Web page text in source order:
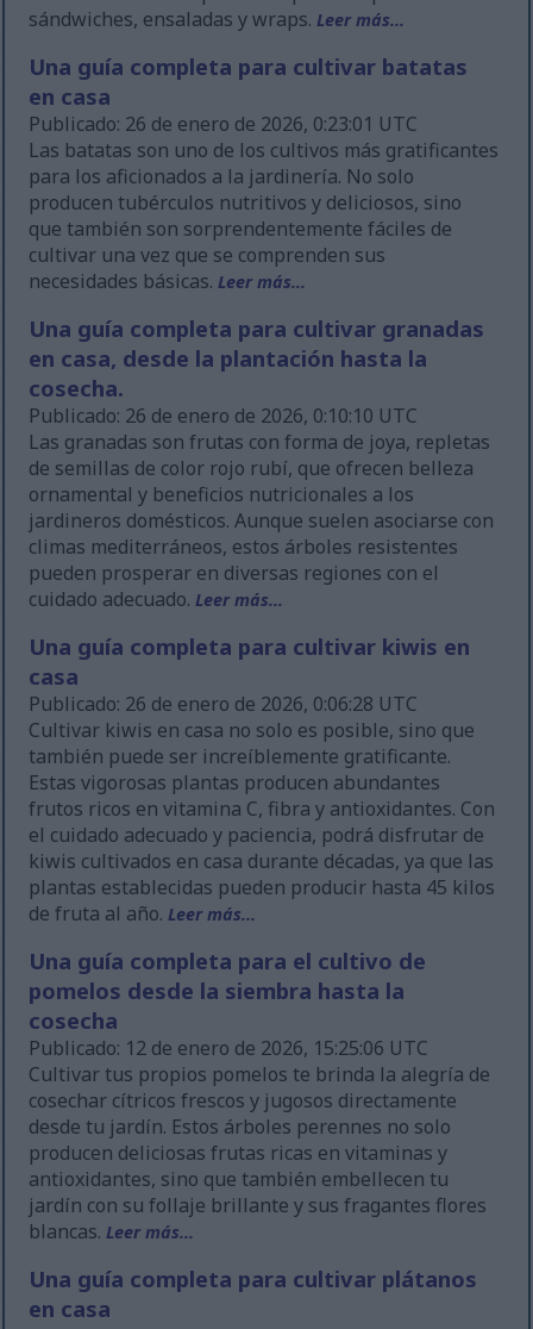
sándwiches, ensaladas y wraps.Leer más...
Una guía completa para cultivar batatas
en casa
Publicado: 26 de enero de 2026, 0:23:01 UTC
Las batatas son uno de los cultivos más gratificantes
para los aficionados a la jardinería. No solo
producen tubérculos nutritivos y deliciosos, sino
que también son sorprendentemente fáciles de
cultivar una vez que se comprenden sus
necesidades básicas.Leer más...
Una guía completa para cultivar granadas
en casa, desde la plantación hasta la
cosecha.
Publicado: 26 de enero de 2026, 0:10:10 UTC
Las granadas son frutas con forma de joya, repletas
de semillas de color rojo rubí, que ofrecen belleza
ornamental y beneficios nutricionales a los
jardineros domésticos. Aunque suelen asociarse con
climas mediterráneos, estos árboles resistentes
pueden prosperar en diversas regiones con el
cuidado adecuado.Leer más...
Una guía completa para cultivar kiwis en
casa
Publicado: 26 de enero de 2026, 0:06:28 UTC
Cultivar kiwis en casa no solo es posible, sino que
también puede ser increíblemente gratificante.
Estas vigorosas plantas producen abundantes
frutos ricos en vitamina C, fibra y antioxidantes. Con
el cuidado adecuado y paciencia, podrá disfrutar de
kiwis cultivados en casa durante décadas, ya que las
plantas establecidas pueden producir hasta 45 kilos
de fruta al año.Leer más...
Una guía completa para el cultivo de
pomelos desde la siembra hasta la
cosecha
Publicado: 12 de enero de 2026, 15:25:06 UTC
Cultivar tus propios pomelos te brinda la alegría de
cosechar cítricos frescos y jugosos directamente
desde tu jardín. Estos árboles perennes no solo
producen deliciosas frutas ricas en vitaminas y
antioxidantes, sino que también embellecen tu
jardín con su follaje brillante y sus fragantes flores
blancas.Leer más...
Una guía completa para cultivar plátanos
en casa